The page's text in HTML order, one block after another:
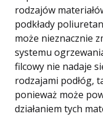
rodzajów
podkłady
może nieznacznie
systemu
filcowy nie nadaje
rodzajami podłóg,
ponieważ może
działaniem tych